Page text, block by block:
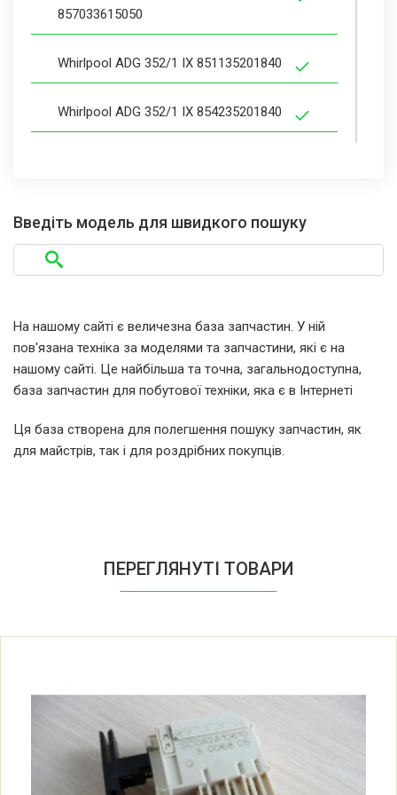
857033615050
Whirlpool ADG 352/1 IX 851135201840
Whirlpool ADG 352/1 IX 854235201840
Whirlpool ADG 6330/3 AV
854263301820
Whirlpool ADG 6330/3 NB
854263301840
854263301850
Whirlpool ADG 6340/1 IX 851163415820
851163415830
Whirlpool ADG 635 ME 854263510810
Введіть модель для швидкого пошуку
На нашому сайті є величезна база запчастин. У ній
пов'язана техніка за моделями та запчастини, які є на
нашому сайті. Це найбільша та точна, загальнодоступна,
база запчастин для побутової техніки, яка є в Інтернеті
Ця база створена для полегшення пошуку запчастин, як
для майстрів, так і для роздрібних покупців.
ПЕРЕГЛЯНУТІ ТОВАРИ